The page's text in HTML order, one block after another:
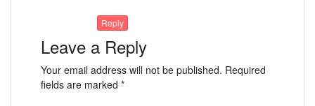
Reply
Leave a Reply
Your email address will not be published. Required
fields are marked *